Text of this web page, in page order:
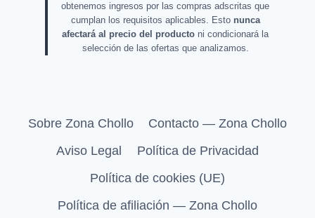
obtenemos ingresos por las compras adscritas que
cumplan los requisitos aplicables. Esto nunca
afectará al precio del producto ni condicionará la
selección de las ofertas que analizamos.
Sobre Zona Chollo
Contacto — Zona Chollo
Aviso Legal
Política de Privacidad
Política de cookies (UE)
Política de afiliación — Zona Chollo